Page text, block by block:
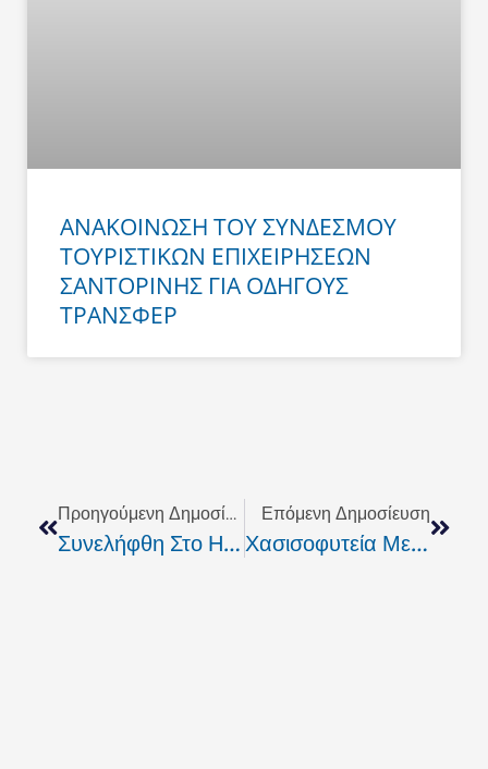
ΑΝΑΚΟΙΝΩΣΗ ΤΟΥ ΣΥΝΔΕΣΜΟΥ
ΤΟΥΡΙΣΤΙΚΩΝ ΕΠΙΧΕΙΡΗΣΕΩΝ
ΣΑΝΤΟΡΙΝΗΣ ΓΙΑ ΟΔΗΓΟΥΣ
ΤΡΑΝΣΦΕΡ
Προηγούμενη Δημοσίευση
Συνελήφθη Στο Ηράκλειο Ο 20χρονος Αλβανός Που Δραπέτευσε Από Τα Κρατητήρια Της ΑΔ Ρεθύμνου
Επόμενη Δημοσίευση
Χασισοφυτεία Με 403 Δενδρύλλια Κάνναβης Εντοπίστηκε Στο Γερακάρι